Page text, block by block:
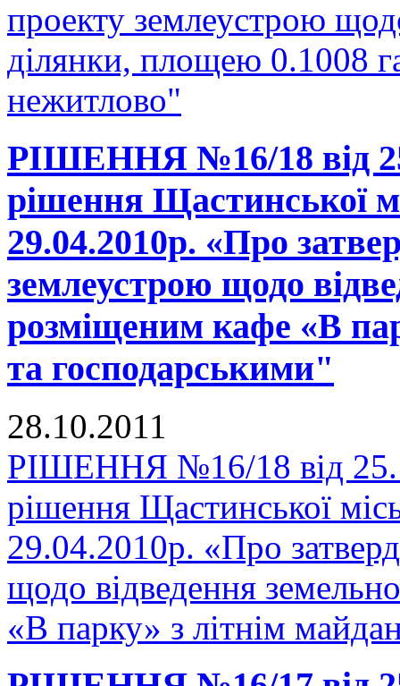
проекту землеустрою
ділянки, площею 0.1008
нежитлово"
РІШЕННЯ №16/18 від
рішення Щастинської
29.04.2010р. «Про
землеустрою щодо
розміщеним кафе «В
та господарськими"
28.10.2011
РІШЕННЯ №16/18 від
рішення Щастинської
29.04.2010р. «Про
щодо відведення
«В парку» з літнім